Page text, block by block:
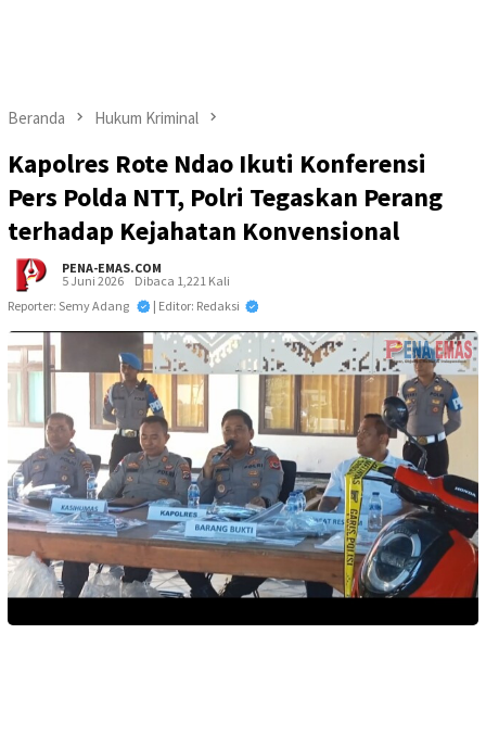
Beranda Hukum Kriminal
Kapolres Rote Ndao Ikuti Konferensi
Pers Polda NTT, Polri Tegaskan Perang
terhadap Kejahatan Konvensional
PENA-EMAS.COM
5 Juni 2026
Dibaca 1,221 Kali
Reporter: Semy Adang
| Editor: Redaksi